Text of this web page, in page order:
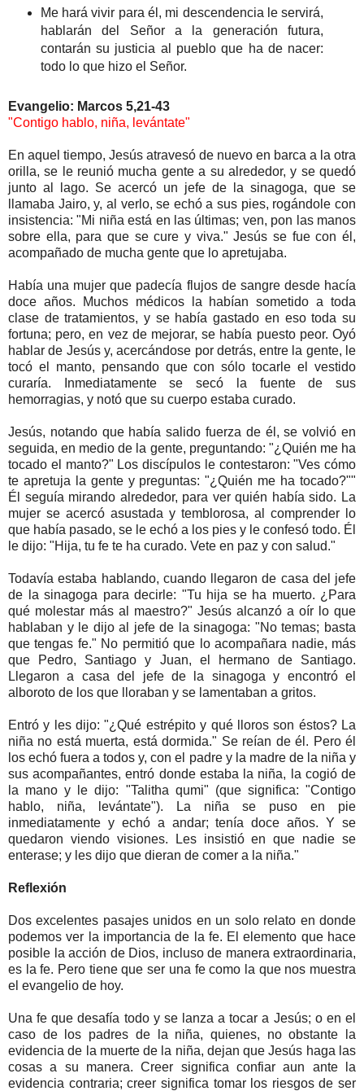
Me hará vivir para él, mi descendencia le servirá,
hablarán del Señor a la generación futura,
contarán su justicia al pueblo que ha de nacer:
todo lo que hizo el Señor.
Evangelio: Marcos 5,21-43
"Contigo hablo, niña, levántate"
En aquel tiempo, Jesús atravesó de nuevo en barca a la otra
orilla, se le reunió mucha gente a su alrededor, y se quedó
junto al lago. Se acercó un jefe de la sinagoga, que se
llamaba Jairo, y, al verlo, se echó a sus pies, rogándole con
insistencia: "Mi niña está en las últimas; ven, pon las manos
sobre ella, para que se cure y viva." Jesús se fue con él,
acompañado de mucha gente que lo apretujaba.
Había una mujer que padecía flujos de sangre desde hacía
doce años. Muchos médicos la habían sometido a toda
clase de tratamientos, y se había gastado en eso toda su
fortuna; pero, en vez de mejorar, se había puesto peor. Oyó
hablar de Jesús y, acercándose por detrás, entre la gente, le
tocó el manto, pensando que con sólo tocarle el vestido
curaría. Inmediatamente se secó la fuente de sus
hemorragias, y notó que su cuerpo estaba curado.
Jesús, notando que había salido fuerza de él, se volvió en
seguida, en medio de la gente, preguntando: "¿Quién me ha
tocado el manto?" Los discípulos le contestaron: "Ves cómo
te apretuja la gente y preguntas: "¿Quién me ha tocado?""
Él seguía mirando alrededor, para ver quién había sido. La
mujer se acercó asustada y temblorosa, al comprender lo
que había pasado, se le echó a los pies y le confesó todo. Él
le dijo: "Hija, tu fe te ha curado. Vete en paz y con salud."
Todavía estaba hablando, cuando llegaron de casa del jefe
de la sinagoga para decirle: "Tu hija se ha muerto. ¿Para
qué molestar más al maestro?" Jesús alcanzó a oír lo que
hablaban y le dijo al jefe de la sinagoga: "No temas; basta
que tengas fe." No permitió que lo acompañara nadie, más
que Pedro, Santiago y Juan, el hermano de Santiago.
Llegaron a casa del jefe de la sinagoga y encontró el
alboroto de los que lloraban y se lamentaban a gritos.
Entró y les dijo: "¿Qué estrépito y qué lloros son éstos? La
niña no está muerta, está dormida." Se reían de él. Pero él
los echó fuera a todos y, con el padre y la madre de la niña y
sus acompañantes, entró donde estaba la niña, la cogió de
la mano y le dijo: "Talitha qumi" (que significa: "Contigo
hablo, niña, levántate"). La niña se puso en pie
inmediatamente y echó a andar; tenía doce años. Y se
quedaron viendo visiones. Les insistió en que nadie se
enterase; y les dijo que dieran de comer a la niña."
Reflexión
Dos excelentes pasajes unidos en un solo relato en donde
podemos ver la importancia de la fe. El elemento que hace
posible la acción de Dios, incluso de manera extraordinaria,
es la fe. Pero tiene que ser una fe como la que nos muestra
el evangelio de hoy.
Una fe que desafía todo y se lanza a tocar a Jesús; o en el
caso de los padres de la niña, quienes, no obstante la
evidencia de la muerte de la niña, dejan que Jesús haga las
cosas a su manera. Creer significa confiar aun ante la
evidencia contraria; creer significa tomar los riesgos de ser